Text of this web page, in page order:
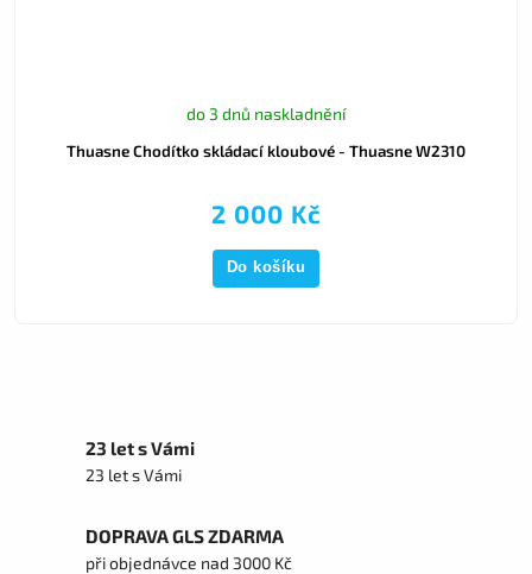
Thuasne Chodítko skládací kloubové - Thuasne W2310
do 3 dnů naskladnění
2 000 Kč
Do košíku
23 let s Vámi
23 let s Vámi
DOPRAVA GLS ZDARMA
při objednávce nad 3000 Kč